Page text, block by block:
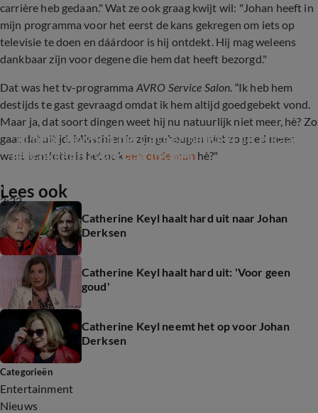
carrière heb gedaan." Wat ze ook graag kwijt wil: "Johan heeft in
míjn programma voor het eerst de kans gekregen om iets op
televisie te doen en dáárdoor is hij ontdekt. Hij mag weleens
dankbaar zijn voor degene die hem dat heeft bezorgd."
Dat was het tv-programma AVRO Service Salon. “Ik heb hem
destijds te gast gevraagd omdat ik hem altijd goedgebekt vond.
Maar ja, dat soort dingen weet hij nu natuurlijk niet meer, hè? Zo
gaat dat altijd. Misschien is zijn geheugen niet zo goed meer,
want tenslotte is het ook een oude man hè?"
3:32
'Jij hebt gewoon die Catherine Keyl uit elkaar
getrokken!' (Vandaag Inside)
Lees ook
Catherine Keyl haalt hard uit naar Johan
Derksen
Catherine Keyl haalt hard uit: 'Voor geen
goud'
Catherine Keyl neemt het op voor Johan
Derksen
Categorieën
Entertainment
Nieuws